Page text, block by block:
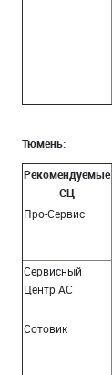
Тюмень:
Рекомендуемые
СЦ
Про-Сервис
Сервисный
Центр АС
Сотовик